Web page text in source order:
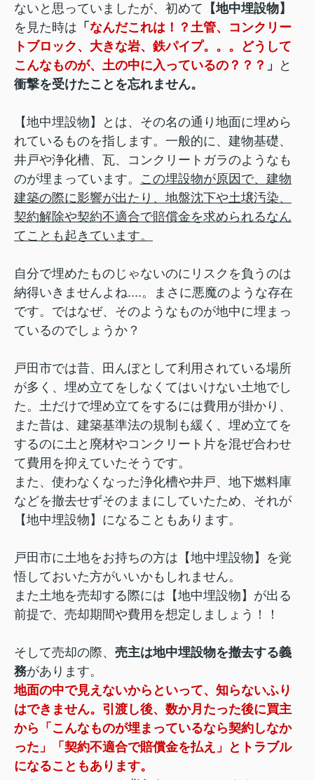
ないと思っていましたが、初めて 【地中埋設物】
を見た時は 「 なんだこれは！？土管、コンクリー
トブロック、大きな岩、鉄パイプ。。。どうして
こんなものが、土の中に入っているの？？？ 」
と
衝撃を受けたことを忘れません。
【地中埋設物】とは、その名の通り地面に埋めら
れているものを指します。一般的に、建物基礎、
井戸や浄化槽、瓦、コンクリートガラのようなも
のが埋まっています。 この埋設物が原因で、建物
建築の際に影響が出たり、地盤沈下や土壌汚染、
契約解除や契約不適合で賠償金を求められるなん
てことも起きています。
自分で埋めたものじゃないのにリスクを負うのは
納得いきませんよね....。まさに悪魔のような存在
です。 ではなぜ、そのようなものが地中に埋まっ
ているのでしょうか？
戸田市では昔、田んぼとして利用されている場所
が多く、埋め立てをしなくてはいけない土地でし
た。 土だけで埋め立てをするには費用が掛かり、
また昔は、建築基準法の規制も緩く、埋め立てを
するのに土と廃材やコンクリート片を混ぜ合わせ
て費用を抑えていたそうです。
また、使わなくなった浄化槽や井戸、地下燃料庫
などを撤去せずそのままにしていたため、それが
【地中埋設物】になることもあります。
戸田市に土地をお持ちの方は【地中埋設物】を覚
悟しておいた方がいいかもしれません。
また土地を売却する際には【地中埋設物】が出る
前提で、売却期間や費用を想定しましょう！！
そして売却の際、 売主は地中埋設物を撤去する義
務があります。
地面の中で見えないからといって、知らないふり
はできません。引渡し後、数か月たった後に買主
から「こんなものが埋まっているなら契約しなか
った」「契約不適合で賠償金を払え」とトラブル
になることもあります。